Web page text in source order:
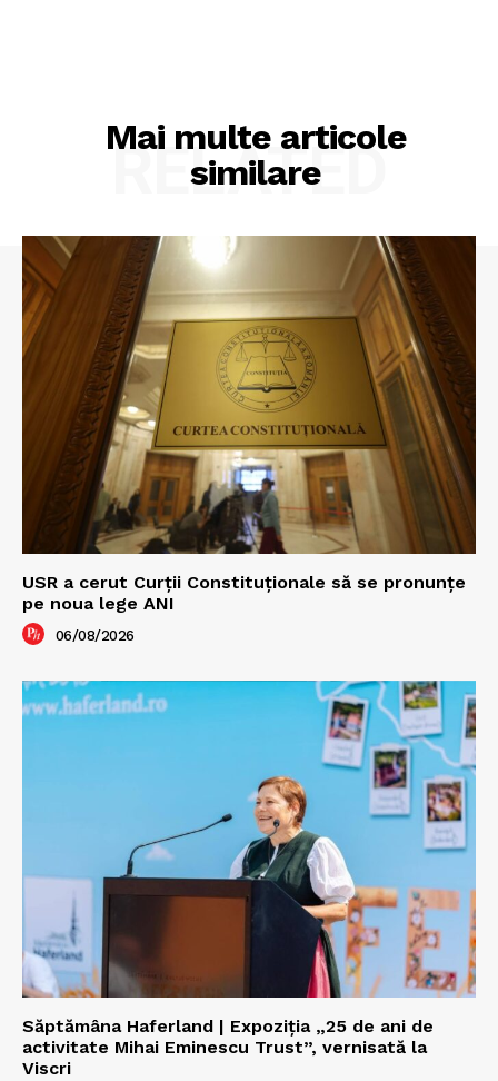
Mai multe articole
similare
RELATED
USR a cerut Curții Constituționale să se pronunțe
pe noua lege ANI
06/08/2026
Săptămâna Haferland | Expoziţia „25 de ani de
activitate Mihai Eminescu Trust”, vernisată la
Viscri